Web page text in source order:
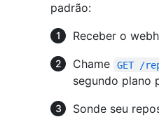
padrão:
Receber o
Chame
GET /
segundo plano
Sonde seu